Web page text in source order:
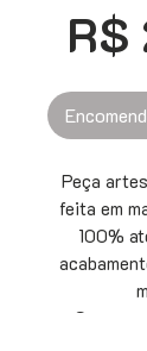
Peça
feita em
100%
Suas